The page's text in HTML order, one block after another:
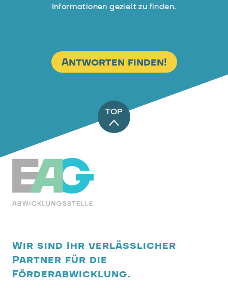
Informationen gezielt zu finden.
Antworten finden!
EAG-Förderabwicklungsstelle
Wir sind Ihr verlässlicher
Partner für die
Förderabwicklung.
TOP